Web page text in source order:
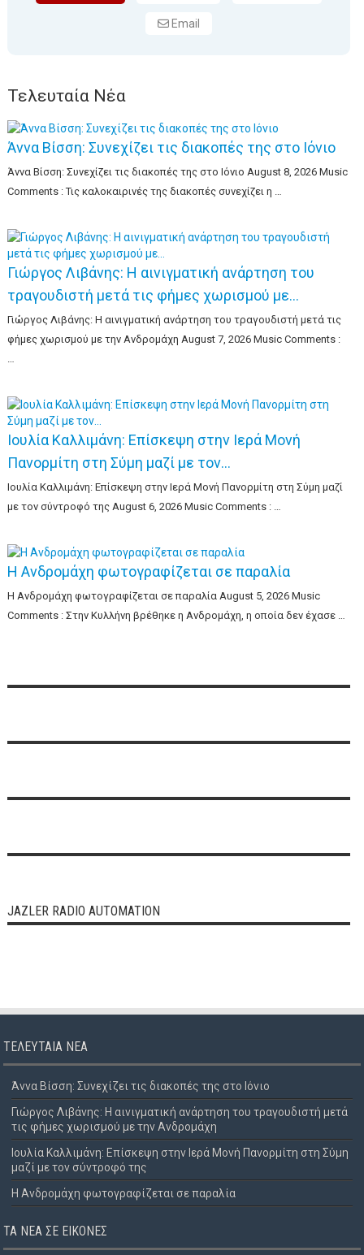
Email
Τελευταία Νέα
Άννα Βίσση: Συνεχίζει τις διακοπές της στο Ιόνιο
Άννα Βίσση: Συνεχίζει τις διακοπές της στο Ιόνιο August 8, 2026 Music
Comments : Τις καλοκαιρινές της διακοπές συνεχίζει η …
Γιώργος Λιβάνης: Η αινιγματική ανάρτηση του
τραγουδιστή μετά τις φήμες χωρισμού με…
Γιώργος Λιβάνης: Η αινιγματική ανάρτηση του τραγουδιστή μετά τις
φήμες χωρισμού με την Ανδρομάχη August 7, 2026 Music Comments :
Ιουλία Καλλιμάνη: Επίσκεψη στην Ιερά Μονή
Πανορμίτη στη Σύμη μαζί με τον…
Ιουλία Καλλιμάνη: Επίσκεψη στην Ιερά Μονή Πανορμίτη στη Σύμη μαζί
με τον σύντροφό της August 6, 2026 Music Comments : …
Η Ανδρομάχη φωτογραφίζεται σε παραλία
Η Ανδρομάχη φωτογραφίζεται σε παραλία August 5, 2026 Music
Comments : Στην Κυλλήνη βρέθηκε η Ανδρομάχη, η οποία δεν έχασε …
JAZLER RADIO AUTOMATION
ΤΕΛΕΥΤΑΊΑ ΝΈΑ
Άννα Βίσση: Συνεχίζει τις διακοπές της στο Ιόνιο
Γιώργος Λιβάνης: Η αινιγματική ανάρτηση του τραγουδιστή μετά
τις φήμες χωρισμού με την Ανδρομάχη
Ιουλία Καλλιμάνη: Επίσκεψη στην Ιερά Μονή Πανορμίτη στη Σύμη
μαζί με τον σύντροφό της
Η Ανδρομάχη φωτογραφίζεται σε παραλία
ΤΑ ΝΈΑ ΣΕ ΕΙΚΌΝΕΣ